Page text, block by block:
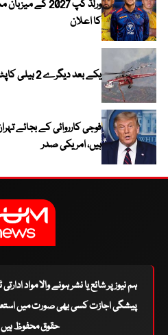
ورلڈ کپ 2027
کا اعلان
یکے بعد دیگرے 2 ہیلی کاپٹر گر کر تباہ؛ متعدد ہلاکتیں
فوجی کارروائی کے بجائے
ہیں، امریکی صدر
ہم نیوز پر شائع یا نشر ہونے والا مواد
پیشگی اجازت کسی بھی صورت میں
حقوق محفوظ ہیں ©